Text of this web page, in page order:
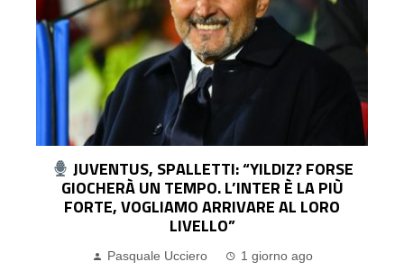
UDINESE, IL DG COLLAVINO: “KRISTENSEN?
LO CEDEREMO SOLO PER UN’OFFERTA
IRRINUNCIABILE. SUL MERCATO…”